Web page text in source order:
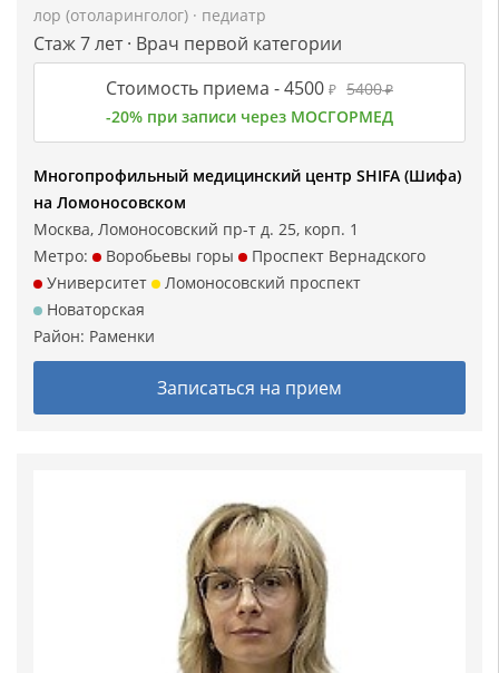
лор (отоларинголог) · педиатр
Стаж 7 лет · Врач первой категории
Стоимость приема -4500 ₽ 5400₽
-20% при записи через МОСГОРМЕД
Многопрофильный медицинский центр SHIFA (Шифа)
на Ломоносовском
Москва, Ломоносовский пр-т д. 25, корп. 1
Метро:
Воробьевы горы
Проспект Вернадского
Университет
Ломоносовский проспект
Новаторская
Район: Раменки
Записаться на прием